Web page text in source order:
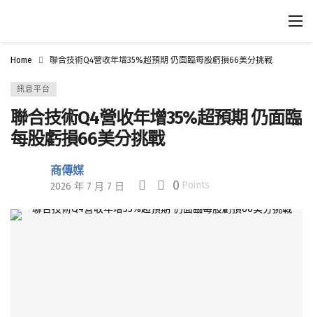
Home 聯合技術Q4營收年增35%超預期 仍面臨每股虧損66美分挑戰
訊息平台
聯合技術Q4營收年增35%超預期 仍面臨
每股虧損66美分挑戰
商傳媒
2026 年 7 月 7 日 0 Points